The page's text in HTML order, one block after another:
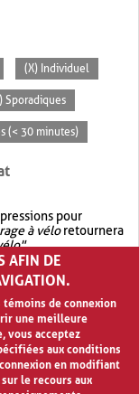
(X) Individuel
Sporadiques
(< 30 minutes)
pour
à véloretournera
.
OR.garage OR vélo
garage à vélo
AFIN DE
de connexion
une meilleure
vous acceptez
aux conditions
en modifiant
le recours aux